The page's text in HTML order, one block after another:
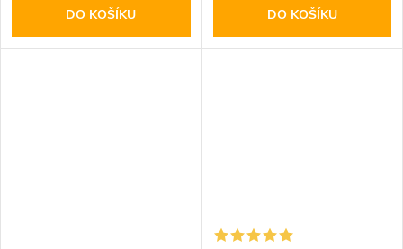
DO KOŠÍKU DO KOŠÍKU